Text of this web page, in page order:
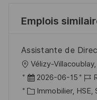
Emplois
Assistante de
o
c
Vélizy-
D
a
2026-06-15
R
é
C Immobilier,